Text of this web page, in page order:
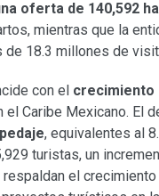
oferta de 140,592
mientras que la
de 18.3 millones de
con el crecimiento
Caribe Mexicano. El
, equivalentes al
turistas, un
el